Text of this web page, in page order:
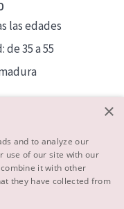
las edades
de 35 a 55
×
and to analyze our
use of our site with our
it with other
they have collected from